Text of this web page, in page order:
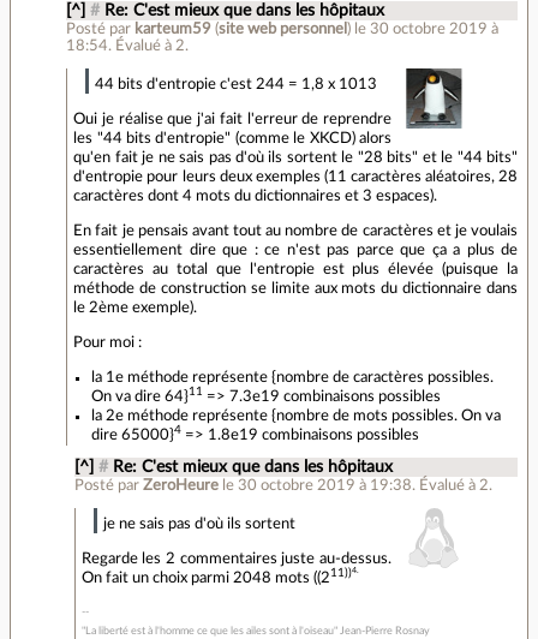
[^] # Re: C'est mieux que dans les hôpitaux
Posté par karteum59 (site web personnel ) le 30 octobre 2019 à
18:54. Évalué à 2.
44 bits d'entropie c'est 244 = 1,8 x 1013
Oui je réalise que j'ai fait l'erreur de reprendre
les "44 bits d'entropie" (comme le XKCD) alors
qu'en fait je ne sais pas d'où ils sortent le "28 bits" et le "44 bits"
d'entropie pour leurs deux exemples (11 caractères aléatoires, 28
caractères dont 4 mots du dictionnaires et 3 espaces).
En fait je pensais avant tout au nombre de caractères et je voulais
essentiellement dire que : ce n'est pas parce que ça a plus de
caractères au total que l'entropie est plus élevée (puisque la
méthode de construction se limite aux mots du dictionnaire dans
le 2ème exemple).
Pour moi :
la 1e méthode représente {nombre de caractères possibles.
On va dire 64}11
=> 7.3e19 combinaisons possibles
la 2e méthode représente {nombre de mots possibles. On va
dire 65000}4 => 1.8e19 combinaisons possibles
[^] # Re: C'est mieux que dans les hôpitaux
Posté par ZeroHeure le 30 octobre 2019 à 19:38. Évalué à 2.
je ne sais pas d'où ils sortent
Regarde les 2 commentaires juste au-dessus.
On fait un choix parmi 2048 mots ((2 11))4.
"La liberté est à l'homme ce que les ailes sont à l'oiseau" Jean-Pierre Rosnay